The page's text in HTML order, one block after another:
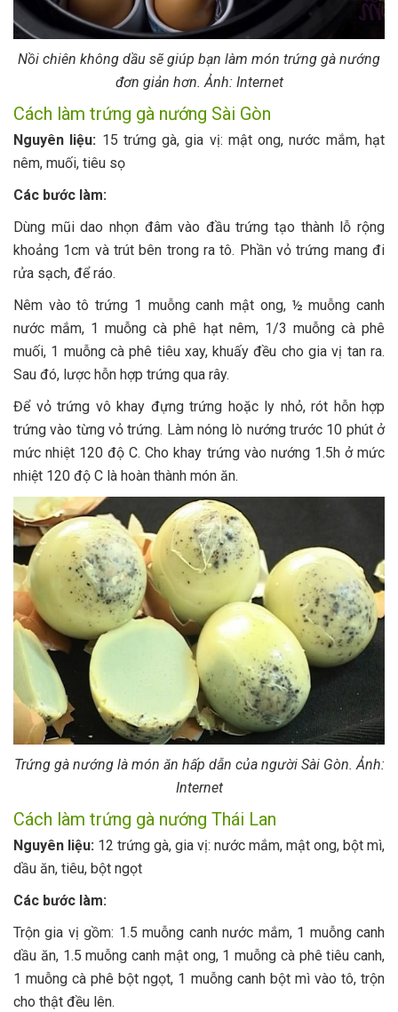
Nồi chiên không dầu sẽ giúp bạn làm món trứng gà nướng
đơn giản hơn. Ảnh: Internet
Cách làm trứng gà nướng Sài Gòn
Nguyên liệu: 15 trứng gà, gia vị: mật ong, nước mắm, hạt
nêm, muối, tiêu sọ
Các bước làm:
Dùng mũi dao nhọn đâm vào đầu trứng tạo thành lỗ rộng
khoảng 1cm và trút bên trong ra tô. Phần vỏ trứng mang đi
rửa sạch, để ráo.
Nêm vào tô trứng 1 muỗng canh mật ong, ½ muỗng canh
nước mắm, 1 muỗng cà phê hạt nêm, 1/3 muỗng cà phê
muối, 1 muỗng cà phê tiêu xay, khuấy đều cho gia vị tan ra.
Sau đó, lược hỗn hợp trứng qua rây.
Để vỏ trứng vô khay đựng trứng hoặc ly nhỏ, rót hỗn hợp
trứng vào từng vỏ trứng. Làm nóng lò nướng trước 10 phút ở
mức nhiệt 120 độ C. Cho khay trứng vào nướng 1.5h ở mức
nhiệt 120 độ C là hoàn thành món ăn.
Trứng gà nướng là món ăn hấp dẫn của người Sài Gòn. Ảnh:
Internet
Cách làm trứng gà nướng Thái Lan
Nguyên liệu: 12 trứng gà, gia vị: nước mắm, mật ong, bột mì,
dầu ăn, tiêu, bột ngọt
Các bước làm:
Trộn gia vị gồm: 1.5 muỗng canh nước mắm, 1 muỗng canh
dầu ăn, 1.5 muỗng canh mật ong, 1 muỗng cà phê tiêu canh,
1 muỗng cà phê bột ngọt, 1 muỗng canh bột mì vào tô, trộn
cho thật đều lên.